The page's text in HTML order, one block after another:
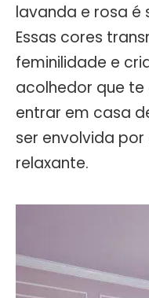
lavanda e rosa é
Essas cores
feminilidade e
acolhedor que
entrar em casa
ser envolvida
relaxante.